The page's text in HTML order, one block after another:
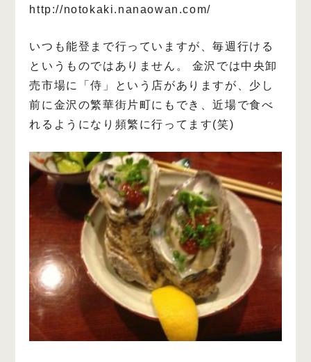
http://notokaki.nanaowan.com/
いつも能登まで行っていますが、毎週行ける
というものではありません。
金沢では中央卸
売市場に「侍」という店がありますが、少し
前に金沢の繁華街片町にもでき、近場で食べ
れるようになり頻繁に行ってます(笑)